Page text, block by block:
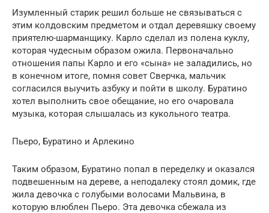
Изумленный старик решил больше не связываться с
этим колдовским предметом и отдал деревяшку своему
приятелю-шарманщику. Карло сделал из полена куклу,
которая чудесным образом ожила. Первоначально
отношения папы Карло и его «сына» не заладились, но
в конечном итоге, помня совет Сверчка, мальчик
согласился выучить азбуку и пойти в школу. Буратино
хотел выполнить свое обещание, но его очаровала
музыка, которая слышалась из кукольного театра.
Пьеро, Буратино и Арлекино
Таким образом, Буратино попал в переделку и оказался
подвешенным на дереве, а неподалеку стоял домик, где
жила девочка с голубыми волосами Мальвина, в
которую влюблен Пьеро. Эта девочка сбежала из